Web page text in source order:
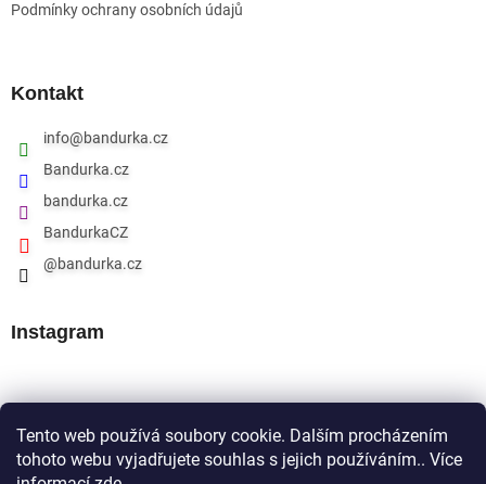
Tento web používá soubory cookie. Dalším procházením
tohoto webu vyjadřujete souhlas s jejich používáním.. Více
Podmínky ochrany osobních údajů
Kontakt
info@bandurka.cz
Bandurka.cz
bandurka.cz
BandurkaCZ
@bandurka.cz
Instagram